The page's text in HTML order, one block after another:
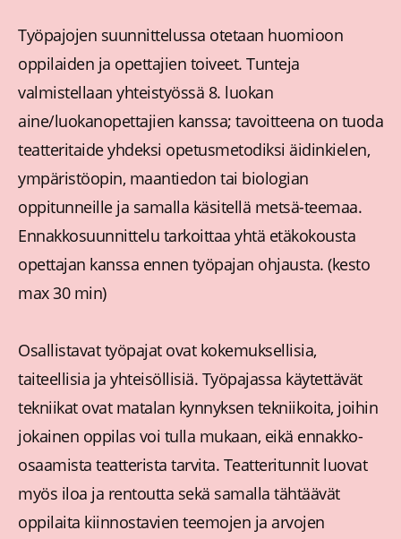
Työpajojen suunnittelussa otetaan huomioon
oppilaiden ja opettajien toiveet. Tunteja
valmistellaan yhteistyössä 8. luokan
aine/luokanopettajien kanssa; tavoitteena on tuoda
teatteritaide yhdeksi opetusmetodiksi äidinkielen,
ympäristöopin, maantiedon tai biologian
oppitunneille ja samalla käsitellä metsä-teemaa.
Ennakkosuunnittelu tarkoittaa yhtä etäkokousta
opettajan kanssa ennen työpajan ohjausta. (kesto
max 30 min)
Osallistavat työpajat ovat kokemuksellisia,
taiteellisia ja yhteisöllisiä. Työpajassa käytettävät
tekniikat ovat matalan kynnyksen tekniikoita, joihin
jokainen oppilas voi tulla mukaan, eikä ennakko-
osaamista teatterista tarvita. Teatteritunnit luovat
myös iloa ja rentoutta sekä samalla tähtäävät
oppilaita kiinnostavien teemojen ja arvojen